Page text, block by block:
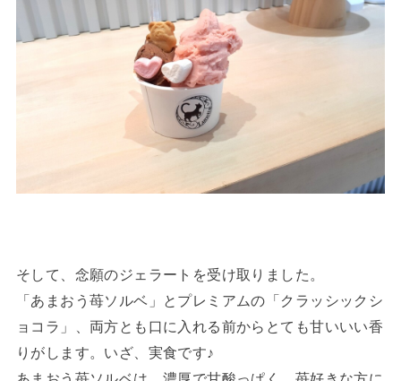
そして、念願のジェラートを受け取りました。
「あまおう苺ソルベ」とプレミアムの「クラッシックシ
ョコラ」、両方とも口に入れる前からとても甘いいい香
りがします。いざ、実食です♪